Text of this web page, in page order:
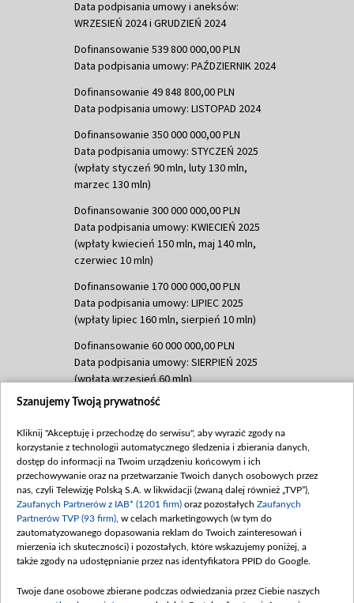
Data podpisania umowy i aneksów:
WRZESIEŃ 2024 i GRUDZIEŃ 2024
Dofinansowanie 539 800 000,00 PLN
Data podpisania umowy: PAŹDZIERNIK 2024
Dofinansowanie 49 848 800,00 PLN
Data podpisania umowy: LISTOPAD 2024
Dofinansowanie 350 000 000,00 PLN
Data podpisania umowy: STYCZEŃ 2025
(wpłaty styczeń 90 mln, luty 130 mln,
marzec 130 mln)
Dofinansowanie 300 000 000,00 PLN
Data podpisania umowy: KWIECIEŃ 2025
(wpłaty kwiecień 150 mln, maj 140 mln,
czerwiec 10 mln)
Dofinansowanie 170 000 000,00 PLN
Data podpisania umowy: LIPIEC 2025
(wpłaty lipiec 160 mln, sierpień 10 mln)
Dofinansowanie 60 000 000,00 PLN
Data podpisania umowy: SIERPIEŃ 2025
(wpłata wrzesień 60 mln)
Dofinansowanie 635 783 051,21 PLN
(wpłata wrzesień 100 mln, październik 350
mln, listopad 265 mln)
Dofinansowanie 48 862 000,00 PLN
Data podpisania umowy: GRUDZIEŃ 2025
(wpłata grudzień 60,548 mln)
Dofinansowanie 900 000 000,00 PLN
Data podpisania umowy: LUTY 2026 (wpłata
kwiecień 180 mln, 7 maja 180 mln, 8
Szanujemy Twoją prywatność
Kliknij "Akceptuję i przechodzę do serwisu", aby wyrazić zgody na
korzystanie z technologii automatycznego śledzenia i zbierania danych,
dostęp do informacji na Twoim urządzeniu końcowym i ich
przechowywanie oraz na przetwarzanie Twoich danych osobowych przez
nas, czyli Telewizję Polską S.A. w likwidacji (zwaną dalej również „TVP”),
Zaufanych Partnerów z IAB* (1201 firm) oraz pozostałych Zaufanych
Partnerów TVP (93 firm) , w celach marketingowych (w tym do
zautomatyzowanego dopasowania reklam do Twoich zainteresowań i
mierzenia ich skuteczności) i pozostałych, które wskazujemy poniżej, a
także zgody na udostępnianie przez nas identyfikatora PPID do Google.
Twoje dane osobowe zbierane podczas odwiedzania przez Ciebie naszych